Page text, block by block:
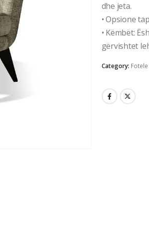
dhe jeta.
• Opsione
• Këmbët:
gërvishtet
Category: Fotele